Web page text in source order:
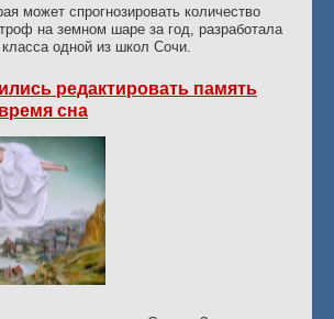
может спрогнозировать количество
на земном шаре за год, разработала
одной из школ Сочи.
редактировать память
сна